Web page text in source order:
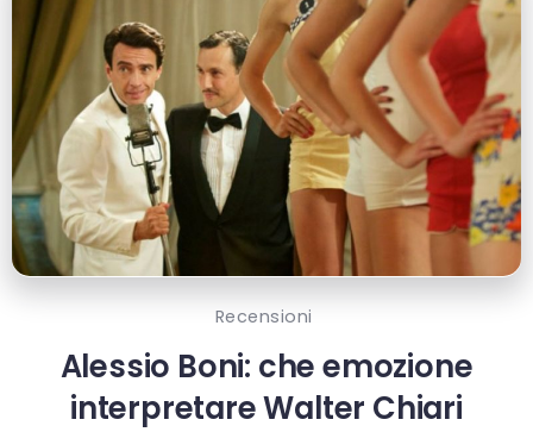
Recensioni
Alessio Boni: che emozione
interpretare Walter Chiari